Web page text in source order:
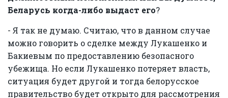
Беларусь когда-либо выдаст его?
- Я так не думаю. Считаю, что в данном случае
можно говорить о сделке между Лукашенко и
Бакиевым по предоставлению безопасного
убежища. Но если Лукашенко потеряет власть,
ситуация будет другой и тогда белорусское
правительство будет открыто для рассмотрения